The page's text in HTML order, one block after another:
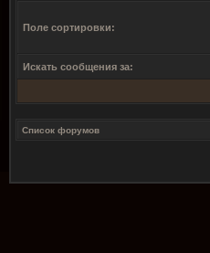
Поле сортировки:
Искать сообщения за:
Список форумов